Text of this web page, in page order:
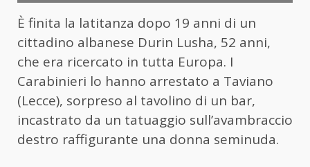
È finita la latitanza dopo 19 anni di un
cittadino albanese Durin Lusha, 52 anni,
che era ricercato in tutta Europa. I
Carabinieri lo hanno arrestato a Taviano
(Lecce), sorpreso al tavolino di un bar,
incastrato da un tatuaggio sull’avambraccio
destro raffigurante una donna seminuda.